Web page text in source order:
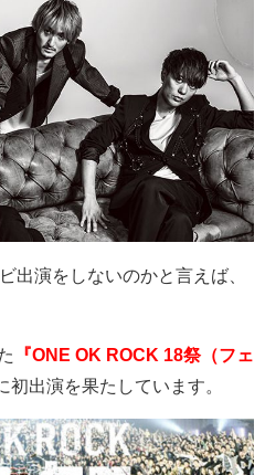
出演をしないのかと言えば、
『ONE OK ROCK 18祭（フェ
初出演を果たしています。